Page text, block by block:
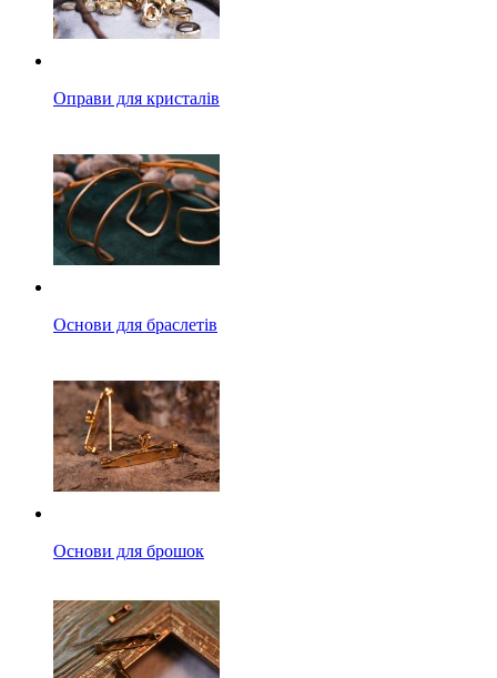
Оправи для кристалів
Основи для браслетів
Основи для брошок